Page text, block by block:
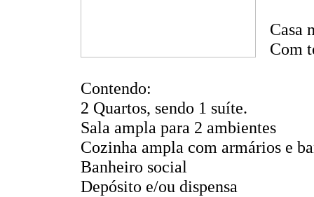
Casa
Com
Contendo:
2 Quartos, sendo 1 suíte.
Sala ampla para 2 ambientes
Cozinha ampla com armários e
Banheiro social
Depósito e/ou dispensa